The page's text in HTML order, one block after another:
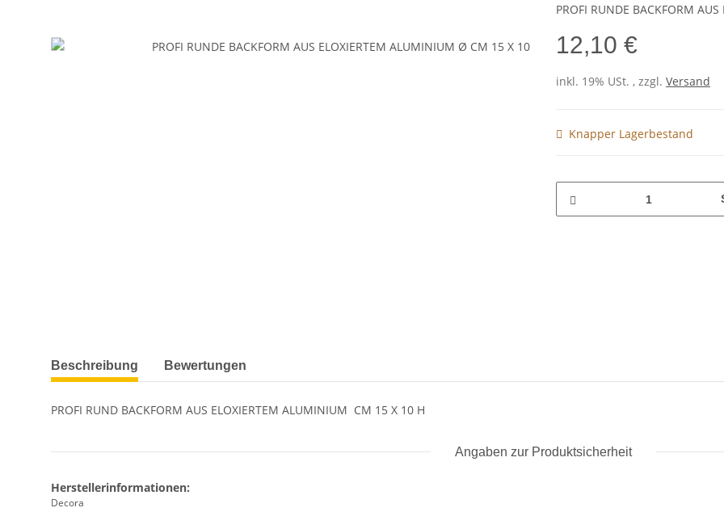
PROFI RUNDE BACKFORM
12,10 €
inkl. 19% USt. , zzgl. Versand
Knapper Lagerbestand
weitere Registerkarten anzeigen
Beschreibung Bewertungen
PROFI RUND BACKFORM AUS ELOXIERTEM ALUMINIUM  CM 15 X 10 H
Angaben zur Produktsicherheit
Herstellerinformationen:
Decora